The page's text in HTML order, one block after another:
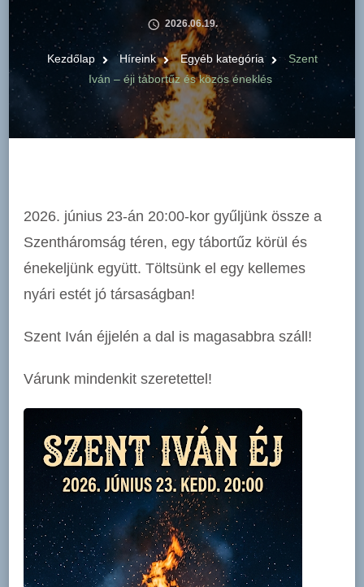
2026.06.19.
Kezdőlap Híreink Egyéb kategória
Szent
Iván – éji tábortűz és közös éneklés
2026. június 23-án 20:00-kor gyűljünk össze a
Szentháromság téren, egy tábortűz körül és
énekeljünk együtt. Töltsünk el egy kellemes
nyári estét jó társaságban!
Szent Iván éjjelén a dal is magasabbra száll!
Várunk mindenkit szeretettel!